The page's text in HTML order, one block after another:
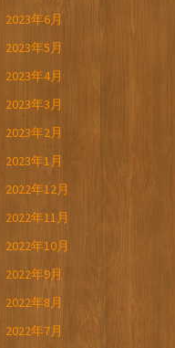
2023年6月
2023年5月
2023年4月
2023年3月
2023年2月
2023年1月
2022年12月
2022年11月
2022年10月
2022年9月
2022年8月
2022年7月